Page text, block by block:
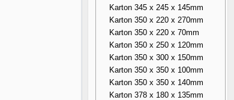
Karton 345 x 245 x 145mm
Karton 350 x 220 x 270mm
Karton 350 x 220 x 70mm
Karton 350 x 250 x 120mm
Karton 350 x 300 x 150mm
Karton 350 x 350 x 100mm
Karton 350 x 350 x 140mm
Karton 378 x 180 x 135mm